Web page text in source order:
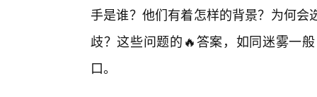
手是谁？他们有着怎样的背景？为何
歧？这些问题的🔥答案，如同迷雾一
口。